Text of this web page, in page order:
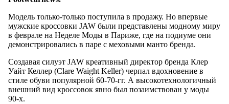
Модель только-только поступила в продажу. Но впервые
мужские кроссовки JAW были представлены модному миру
в феврале на Неделе Моды в Париже, где на подиуме они
демонстрировались в паре с меховыми манто бренда.
Создавая силуэт JAW креативный директор бренда Клер
Уайт Келлер (Clare Waight Keller) черпал вдохновение в
стиле обуви популярной 60-70-гг. А высокотехнологичный
внешний вид кроссовок явно был позаимствован у моды
90-х.